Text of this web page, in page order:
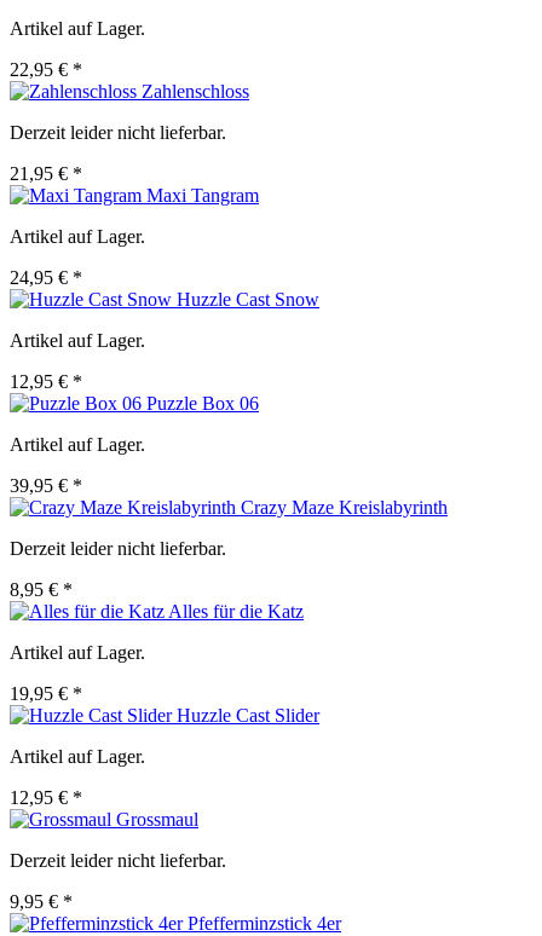
Artikel auf Lager.
22,95 € *
Zahlenschloss
Derzeit leider nicht lieferbar.
21,95 € *
Maxi Tangram
Artikel auf Lager.
24,95 € *
Huzzle Cast Snow
Artikel auf Lager.
12,95 € *
Puzzle Box 06
Artikel auf Lager.
39,95 € *
Crazy Maze Kreislabyrinth
Derzeit leider nicht lieferbar.
8,95 € *
Alles für die Katz
Artikel auf Lager.
19,95 € *
Huzzle Cast Slider
Artikel auf Lager.
12,95 € *
Grossmaul
Derzeit leider nicht lieferbar.
9,95 € *
Pfefferminzstick 4er